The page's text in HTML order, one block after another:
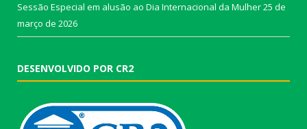
Sessão Especial em alusão ao Dia Internacional da Mulher25 de
março de 2026
DESENVOLVIDO POR CR2